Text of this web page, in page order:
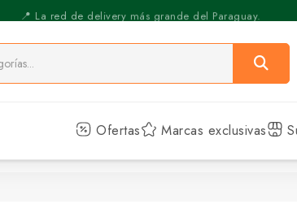
⚡️ Pickup Express - Retirás en 30 min.
Ofertas Marcas exclusivas